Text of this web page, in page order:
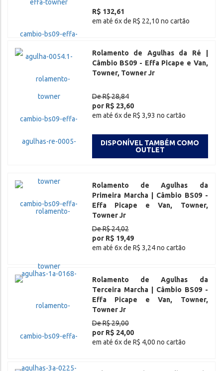
R$ 132,61
em até 6x de R$ 22,10 no cartão
Rolamento de Agulhas da Ré |
Câmbio BS09 - Effa Picape e Van,
Towner, Towner Jr
De R$ 28,84
por R$ 23,60
em até 6x de R$ 3,93 no cartão
DISPONÍVEL TAMBÉM COMO
OUTLET
Rolamento de Agulhas da
Primeira Marcha | Câmbio BS09 -
Effa Picape e Van, Towner,
Towner Jr
De R$ 24,02
por R$ 19,49
em até 6x de R$ 3,24 no cartão
Rolamento de Agulhas da
Terceira Marcha | Câmbio BS09 -
Effa Picape e Van, Towner,
Towner Jr
De R$ 29,00
por R$ 24,00
em até 6x de R$ 4,00 no cartão